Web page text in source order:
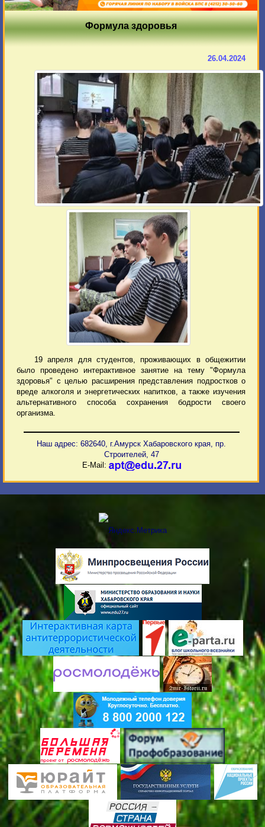
Формула здоровья
26.04.2024
19 апреля для студентов, проживающих в общежитии
было проведено интерактивное занятие на тему "Формула
здоровья" с целью расширения представления подростков о
вреде алкоголя и энергетических напитков, а также изучения
альтернативного способа сохранения бодрости своего
организма.
Наш адрес: 682640, г.Амурск Хабаровского края, пр.
Строителей, 47
E-Mail: